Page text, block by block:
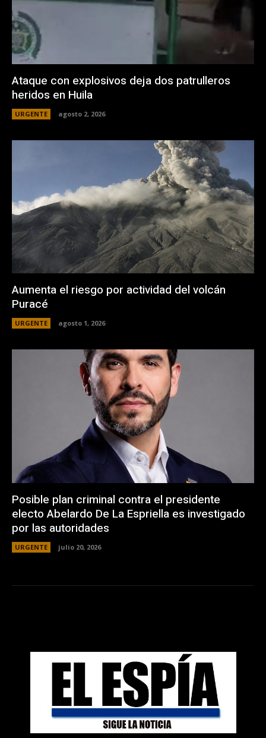
Ataque con explosivos deja dos patrulleros
heridos en Huila
URGENTE agosto 2, 2026
Aumenta el riesgo por actividad del volcán
Puracé
URGENTE agosto 1, 2026
Posible plan criminal contra el presidente
electo Abelardo De La Espriella es investigado
por las autoridades
URGENTE julio 20, 2026